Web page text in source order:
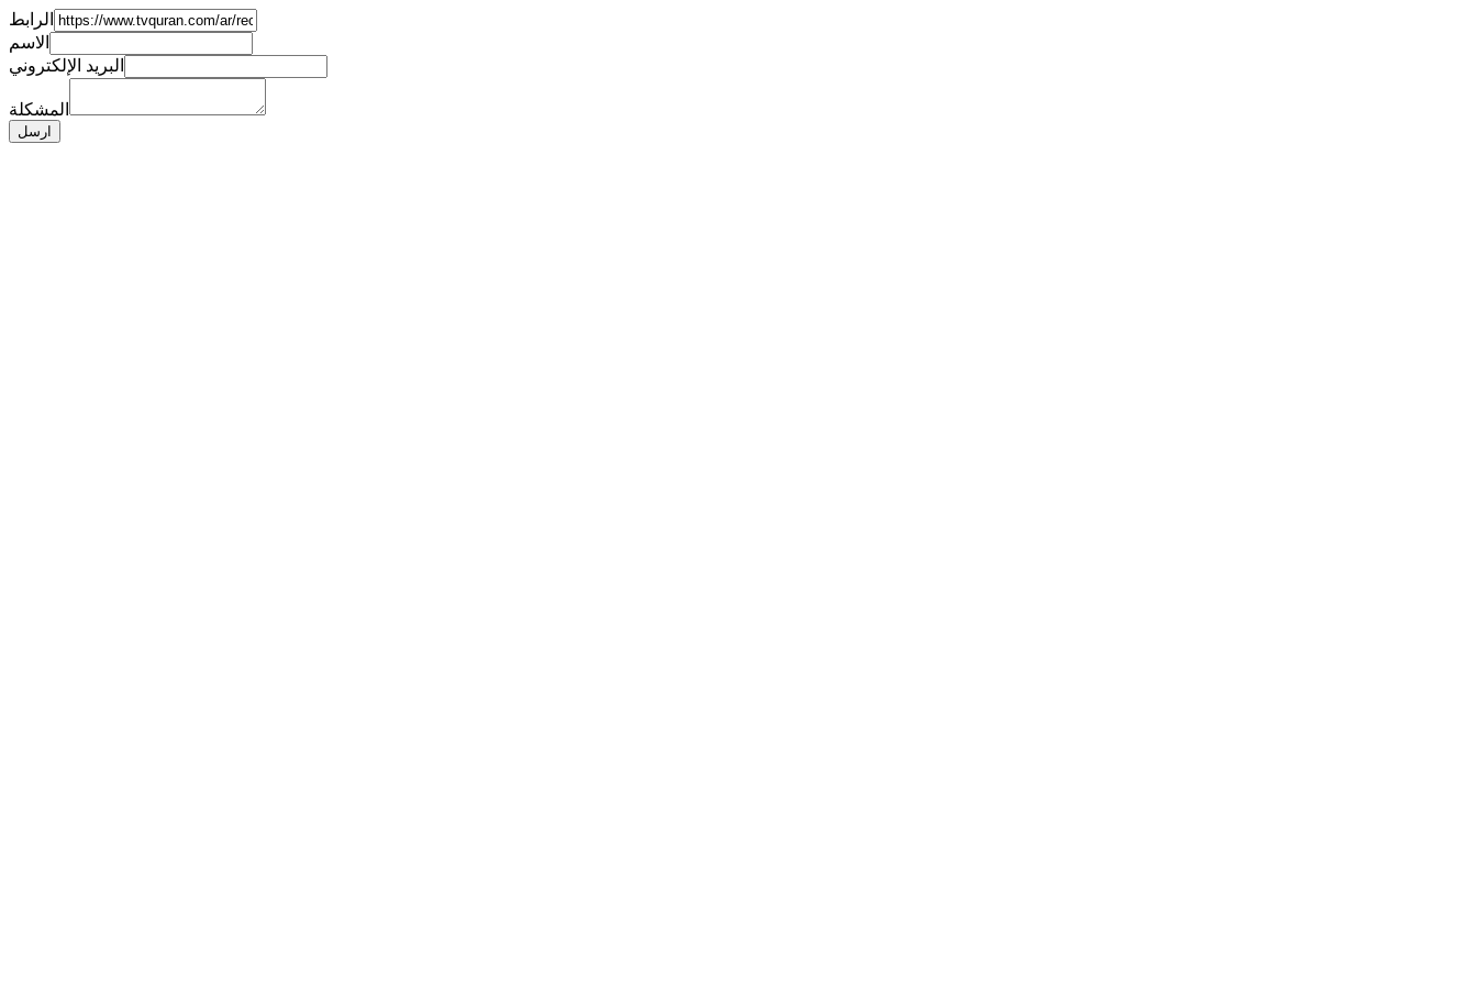
الرابط
الاسم
البريد الإلكتروني
المشكلة
ارسل